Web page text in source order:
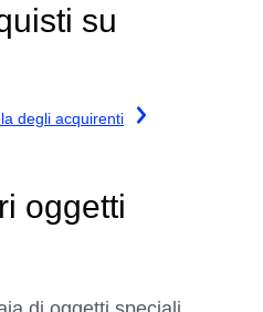
su
degli acquirenti
oggetti